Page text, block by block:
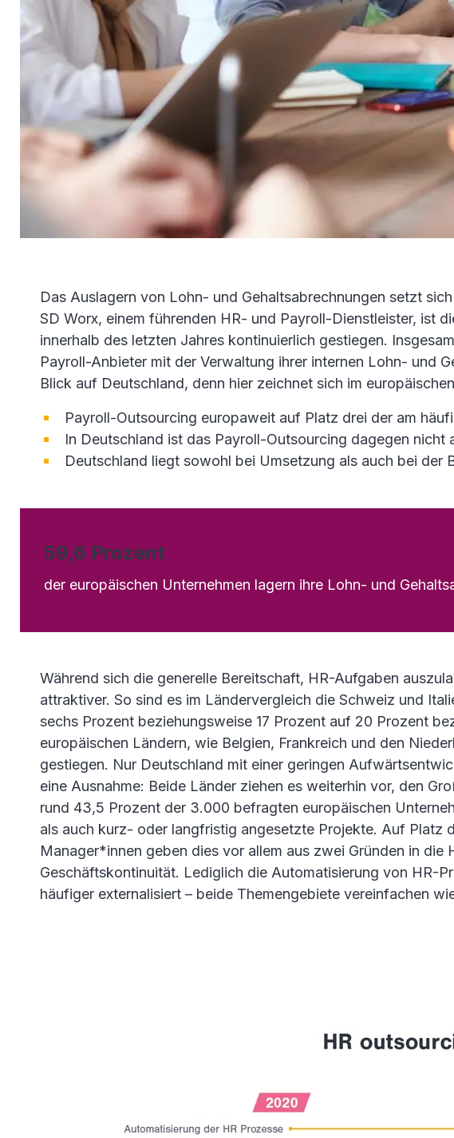
Das Auslagern von Lohn- und Gehaltsabrechnungen setzt
SD Worx, einem führenden HR- und Payroll-Dienstleister, ist
innerhalb des letzten Jahres kontinuierlich gestiegen.
Payroll-Anbieter mit der Verwaltung ihrer internen Lohn- und
Blick auf Deutschland, denn hier zeichnet sich im
Payroll-Outsourcing europaweit auf Platz drei der am
In Deutschland ist das Payroll-Outsourcing dagegen nicht
Deutschland liegt sowohl bei Umsetzung als auch bei der
59,6 Prozent
der europäischen Unternehmen lagern ihre Lohn- und
Während sich die generelle Bereitschaft, HR-Aufgaben
attraktiver. So sind es im Ländervergleich die Schweiz und
sechs Prozent beziehungsweise 17 Prozent auf 20 Prozent
europäischen Ländern, wie Belgien, Frankreich und den
gestiegen. Nur Deutschland mit einer geringen
eine Ausnahme: Beide Länder ziehen es weiterhin vor, den
rund 43,5 Prozent der 3.000 befragten europäischen
als auch kurz- oder langfristig angesetzte Projekte. Auf Platz
Manager*innen geben dies vor allem aus zwei Gründen in
Geschäftskontinuität. Lediglich die Automatisierung von HR-
häufiger externalisiert – beide Themengebiete vereinfachen